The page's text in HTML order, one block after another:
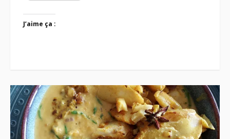
J’aime ça :